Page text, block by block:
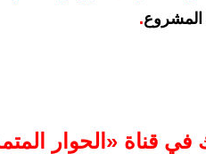
.
في قناة ‫«الحوار